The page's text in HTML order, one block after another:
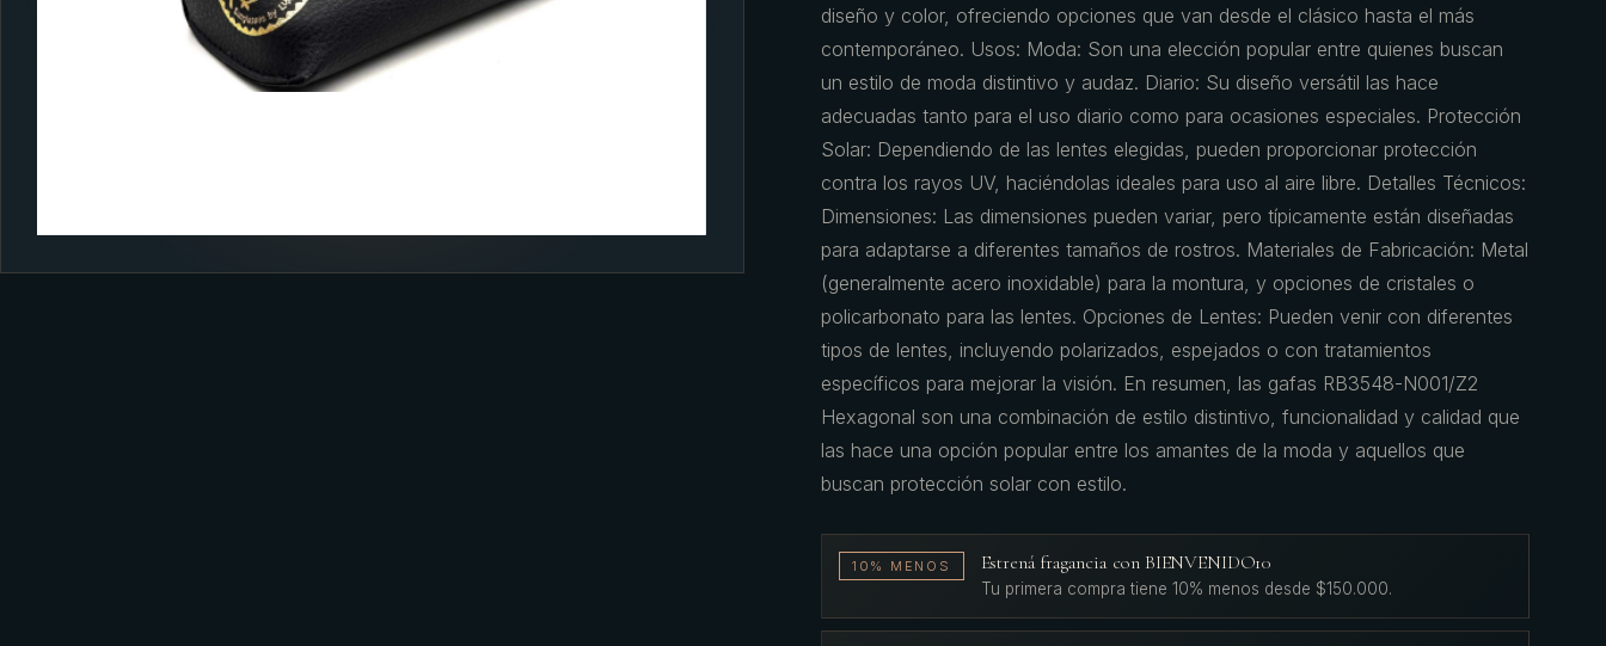
diseño y color, ofreciendo opciones que van desde el clásico hasta el más
contemporáneo. Usos: Moda: Son una elección popular entre quienes buscan
un estilo de moda distintivo y audaz. Diario: Su diseño versátil las hace
adecuadas tanto para el uso diario como para ocasiones especiales. Protección
Solar: Dependiendo de las lentes elegidas, pueden proporcionar protección
contra los rayos UV, haciéndolas ideales para uso al aire libre. Detalles Técnicos:
Dimensiones: Las dimensiones pueden variar, pero típicamente están diseñadas
para adaptarse a diferentes tamaños de rostros. Materiales de Fabricación: Metal
(generalmente acero inoxidable) para la montura, y opciones de cristales o
policarbonato para las lentes. Opciones de Lentes: Pueden venir con diferentes
tipos de lentes, incluyendo polarizados, espejados o con tratamientos
específicos para mejorar la visión. En resumen, las gafas RB3548-N001/Z2
Hexagonal son una combinación de estilo distintivo, funcionalidad y calidad que
las hace una opción popular entre los amantes de la moda y aquellos que
buscan protección solar con estilo.
10% MENOS Estrená fragancia con BIENVENIDO10
Tu primera compra tiene 10% menos desde $150.000.